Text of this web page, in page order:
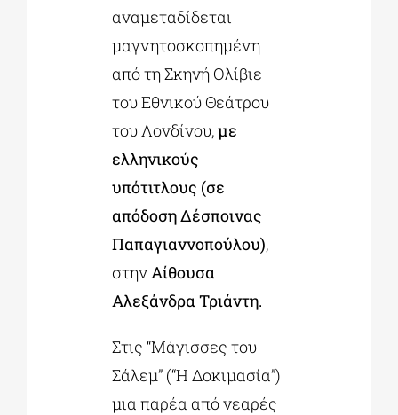
αναμεταδίδεται
μαγνητοσκοπημένη
από τη Σκηνή Ολίβιε
του Εθνικού Θεάτρου
του Λονδίνου,με
ελληνικούς
υπότιτλους (σε
απόδοση Δέσποινας
Παπαγιαννοπούλου),
στηνΑίθουσα
Αλεξάνδρα Τριάντη.
Στις “Μάγισσες του
Σάλεμ” (“Η Δοκιμασία”)
μια παρέα από νεαρές